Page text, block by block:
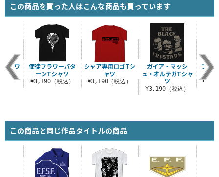
この商品を買った人はこんな商品も買っています
シャア専用ロゴTシ
ャツ
¥3,190（税込）
ガイア・マッシ
ュ・オルテガTシャ
ツ
¥3,190（税込）
プチ
着式ワ
込）
使徒フラワーパタ
ーンTシャツ
¥3,190（税込）
この商品と同じ作品タイトルの商品